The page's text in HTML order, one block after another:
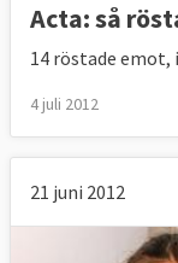
Acta: så
14 röstade emot,
4 juli 2012
21 juni 2012